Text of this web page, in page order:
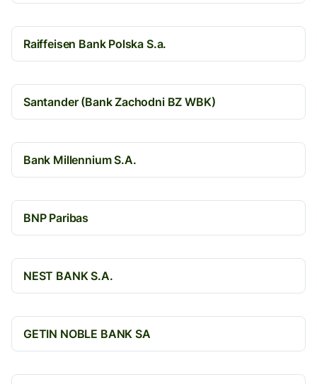
Raiffeisen Bank Polska S.a.
Santander (Bank Zachodni BZ WBK)
Bank Millennium S.A.
BNP Paribas
NEST BANK S.A.
GETIN NOBLE BANK SA